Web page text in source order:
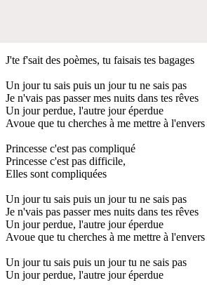
J'te f'sait des poèmes, tu faisais tes bagages
Un jour tu sais puis un jour tu ne sais pas
Je n'vais pas passer mes nuits dans tes rêves
Un jour perdue, l'autre jour éperdue
Avoue que tu cherches à me mettre à l'envers
Princesse c'est pas compliqué
Princesse c'est pas difficile,
Elles sont compliquées
Un jour tu sais puis un jour tu ne sais pas
Je n'vais pas passer mes nuits dans tes rêves
Un jour perdue, l'autre jour éperdue
Avoue que tu cherches à me mettre à l'envers
Un jour tu sais puis un jour tu ne sais pas
Un jour perdue, l'autre jour éperdue